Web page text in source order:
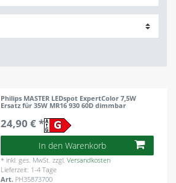
Philips MASTER LEDspot ExpertColor 7,5W
Ersatz für 35W MR16 930 60D dimmbar
24,90 € *
In den Warenkorb
* inkl. ges. MwSt. zzgl.Versandkosten
Lieferzeit: 1-4 Tage
Art. PH35873700